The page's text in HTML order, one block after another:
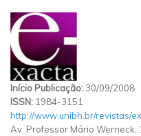
Início Publicação: 30/09/2008
ISSN: 1984-3151
http://www.unibh.br/revistas/
Av. Professor Mário Werneck,